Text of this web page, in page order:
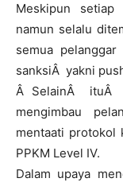
Meskipun
namun selalu
semua
sanksiÂ yakni
Â SelainÂ ituÂ
mengimbau
mentaati protokol
PPKM Level IV.
Dalam upaya